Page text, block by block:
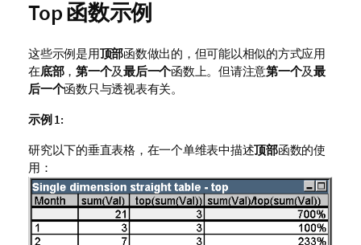
Top 函数示例
这些示例是用顶部函数做出的，但可能以相似的方式应用
在底部， 第一个及最后一个函数上。但请注意第一个及最
后一个函数只与透视表有关。
示例 1:
研究以下的垂直表格，在一个单维表中描述顶部函数的使
用：